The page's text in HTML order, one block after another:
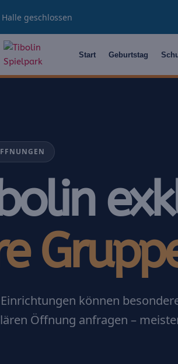
geschlossen
Start Geburtstag
können
Öffnung anfragen –